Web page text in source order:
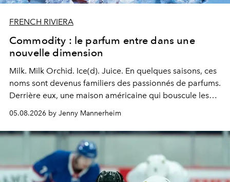
FRENCH RIVIERA
Commodity : le parfum entre dans une
nouvelle dimension
Milk. Milk Orchid. Ice(d). Juice. En quelques saisons, ces
noms sont devenus familiers des passionnés de parfums.
Derrière eux, une maison américaine qui bouscule les
une approche aussi intuitive que personnelle :
Commodity.
05.08.2026 by Jenny Mannerheim